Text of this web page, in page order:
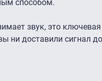
способом.
звук, это
ни доставили сигнал